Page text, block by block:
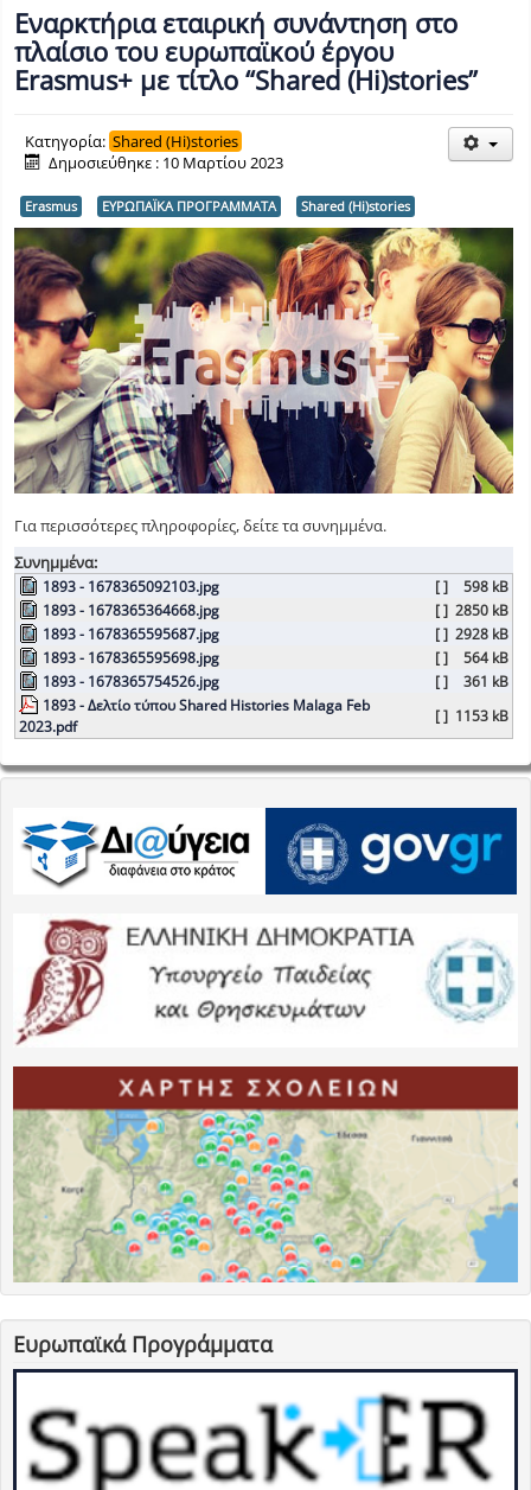
Εναρκτήρια εταιρική συνάντηση στο
πλαίσιο του ευρωπαϊκού έργου
Erasmus+ με τίτλο “Shared (Hi)stories”
Κατηγορία: Shared (Hi)stories
Δημοσιεύθηκε : 10 Μαρτίου 2023
Erasmus ΕΥΡΩΠΑΪΚΑ ΠΡΟΓΡΑΜΜΑΤΑ Shared (Hi)stories
Για περισσότερες πληροφορίες, δείτε τα συνημμένα.
Συνημμένα:
1893 - 1678365092103.jpg [ ]
598 kB
1893 - 1678365364668.jpg
[ ] 2850 kB
1893 - 1678365595687.jpg
[ ] 2928 kB
1893 - 1678365595698.jpg
[ ]
564 kB
1893 - 1678365754526.jpg
[ ]
361 kB
1893 - Δελτίο τύπου Shared Histories Malaga Feb
2023.pdf
[ ] 1153 kB
Ευρωπαϊκά Προγράμματα